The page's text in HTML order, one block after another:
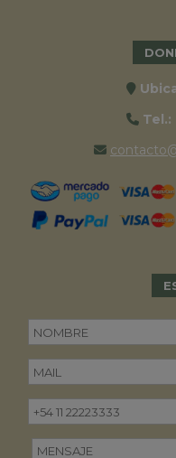
Tel.: